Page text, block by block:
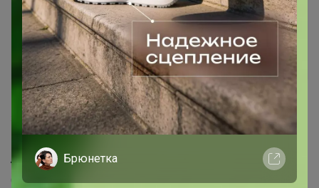
5.0 51.3K 178.1K 2.9K 13 100%
АКЦИЯ - 80%
Стоп 11 августа
Брюнетка